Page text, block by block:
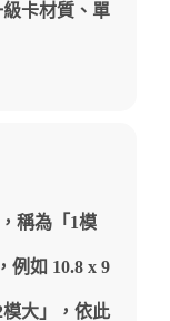
卡材質、單
稱為「1模
例如 10.8 x 9
模大」，依此